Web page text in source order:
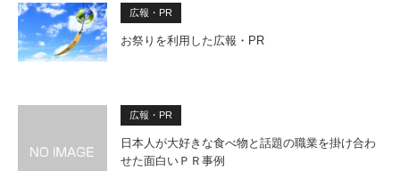
広報・PR
お祭りを利用した広報・PR
広報・PR
日本人が大好きな食べ物と話題の職業を掛け合わ
せた面白いＰＲ事例